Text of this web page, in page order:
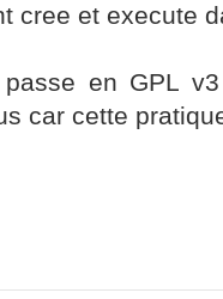
cree et execute
en GPL
car cette